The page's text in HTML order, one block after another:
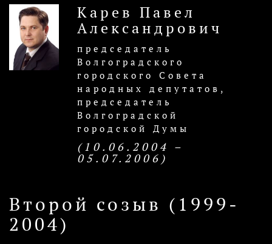
Карев Павел
Александрович
председатель
Волгоградского
городского Совета
народных депутатов,
председатель
Волгоградской
городской Думы
(10.06.2004 –
05.07.2006)
Второй созыв (1999-
2004)